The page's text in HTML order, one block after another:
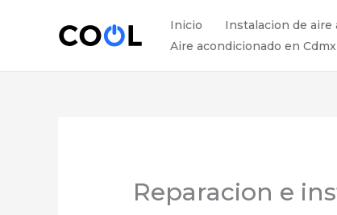
Inicio Instalacion de aire
Aire acondicionado en Cdmx
Reparacion e